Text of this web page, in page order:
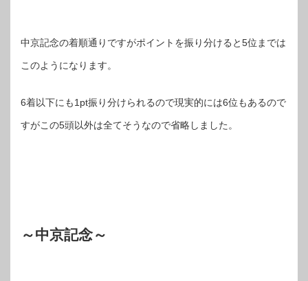
中京記念の着順通りですがポイントを振り分けると5位までは
このようになります。
6着以下にも1pt振り分けられるので現実的には6位もあるので
すがこの5頭以外は全てそうなので省略しました。
～中京記念～